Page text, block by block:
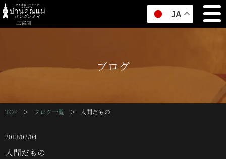
三宮店
ブログ
TOP ＞ ブログ一覧 ＞ 人間だもの
2013/02/04
人間だもの
JA